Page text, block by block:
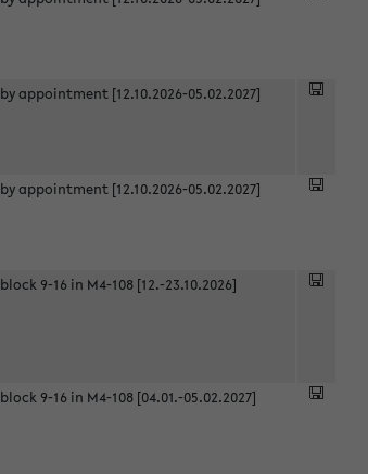
by appointment [12.10.2026-05.02.2027]
by appointment [12.10.2026-05.02.2027]
block 9-16 in M4-108 [12.-23.10.2026]
block 9-16 in M4-108 [04.01.-05.02.2027]